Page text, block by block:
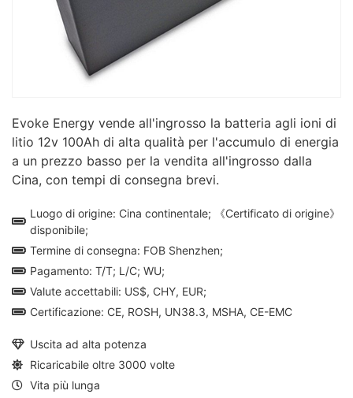
Evoke Energy vende all'ingrosso la batteria agli ioni di
litio 12v 100Ah di alta qualità per l'accumulo di energia
a un prezzo basso per la vendita all'ingrosso dalla
Cina, con tempi di consegna brevi.
Luogo di origine: Cina continentale; 《Certificato di origine》
disponibile;
Termine di consegna: FOB Shenzhen;
Pagamento: T/T; L/C; WU;
Valute accettabili: US$, CHY, EUR;
Certificazione: CE, ROSH, UN38.3, MSHA, CE-EMC
Uscita ad alta potenza
Ricaricabile oltre 3000 volte
Vita più lunga